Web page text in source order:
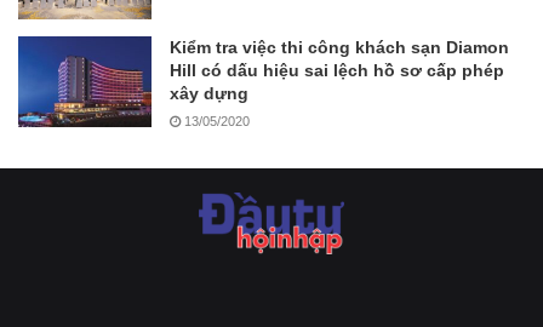
Kiểm tra việc thi công khách sạn Diamon
Hill có dấu hiệu sai lệch hồ sơ cấp phép
xây dựng
13/05/2020